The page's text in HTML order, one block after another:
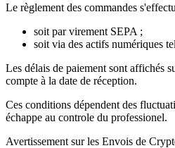
Le règlement des commandes
soit par virement SEPA ;
soit via des actifs numériques
Les délais de paiement sont affichés
compte à la date de réception.
Ces conditions dépendent des
échappe au controle du professionel.
Avertissement sur les Envois de